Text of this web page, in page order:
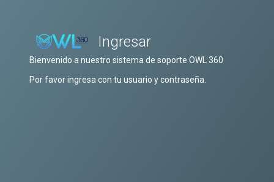
Ingresar
Bienvenido a nuestro sistema de soporte OWL 360
Por favor ingresa con tu usuario y contraseña.